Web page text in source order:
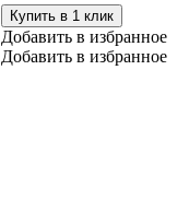
Купить в 1 клик
Добавить в избранное
Добавить в избранное